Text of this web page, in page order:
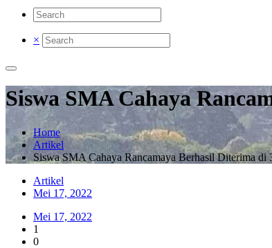
×
Siswa SMA Cahaya
Home
Artikel
Siswa SMA Cahaya Rancamaya Berhasil Diterima di
Artikel
Mei 17, 2022
Mei 17, 2022
1
0